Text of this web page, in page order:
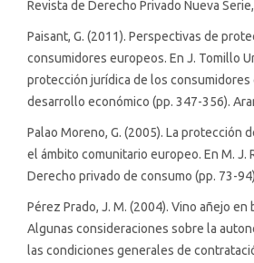
Revista de Derecho Privado Nueva
Paisant, G. (2011). Perspectivas de
consumidores europeos. En J. Tomillo
protección jurídica de los consumidores
desarrollo económico (pp. 347-356).
Palao Moreno, G. (2005). La protección
el ámbito comunitario europeo. En M. J.
Derecho privado de consumo (pp. 73-
Pérez Prado, J. M. (2004). Vino añejo
Algunas consideraciones sobre la
las condiciones generales de